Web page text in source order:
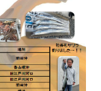
Company
リンク集
Link